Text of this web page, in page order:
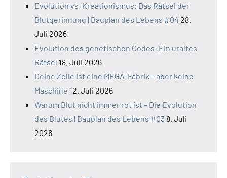
Evolution vs. Kreationismus: Das Rätsel der
Blutgerinnung | Bauplan des Lebens #04 28.
Juli 2026
Evolution des genetischen Codes: Ein uraltes
Rätsel 18. Juli 2026
Deine Zelle ist eine MEGA-Fabrik – aber keine
Maschine 12. Juli 2026
Warum Blut nicht immer rot ist – Die Evolution
des Blutes | Bauplan des Lebens #03 8. Juli
2026